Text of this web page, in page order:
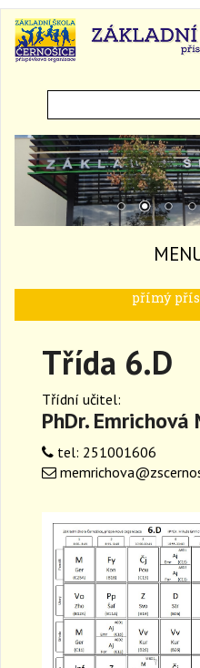
přímý
Třída 6.D
Třídní učitel:
PhDr. Emrichová
tel: 251001606